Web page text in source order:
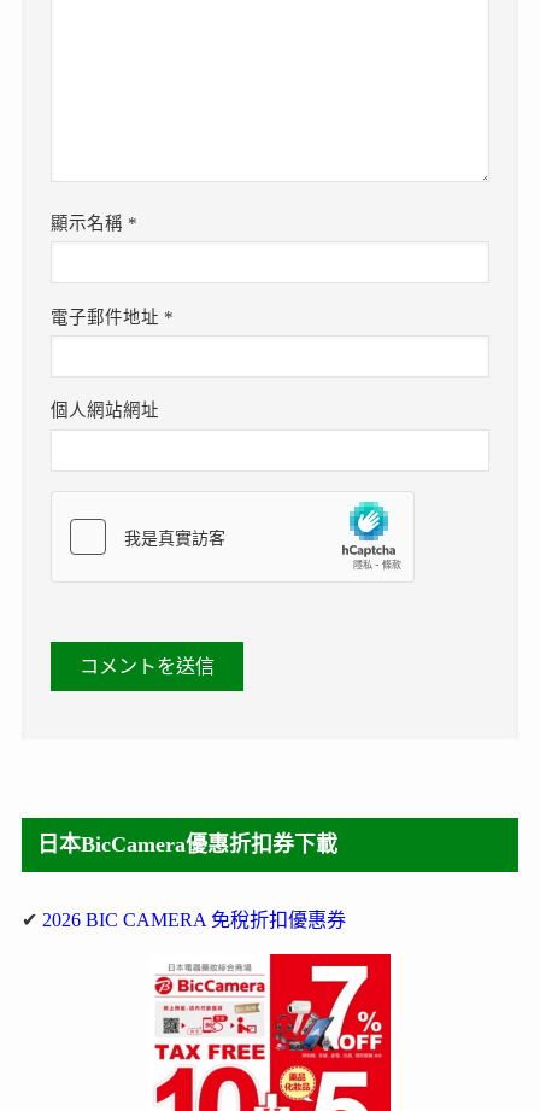
顯示名稱 *
電子郵件地址 *
個人網站網址
日本BicCamera優惠折扣券下載
✔ 2026 BIC CAMERA 免稅折扣優惠券